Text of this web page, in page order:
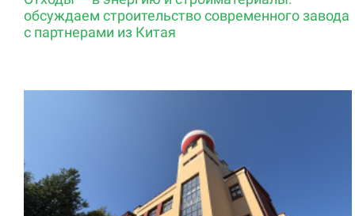
обсуждаем строительство современного завода
с партнерами из Китая